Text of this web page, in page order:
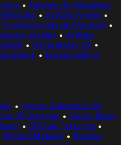
• Équipes de Simulation
• Artistes Armes •
Professionnels de l'archiviz •
produit • Artistes
• Generalistes 3D •
• Enseignants et
• Adobe Substance 3D
3D Sampler • Quixel Mixer
• 3DCoat Texturing •
Bitmap2Material • Blender